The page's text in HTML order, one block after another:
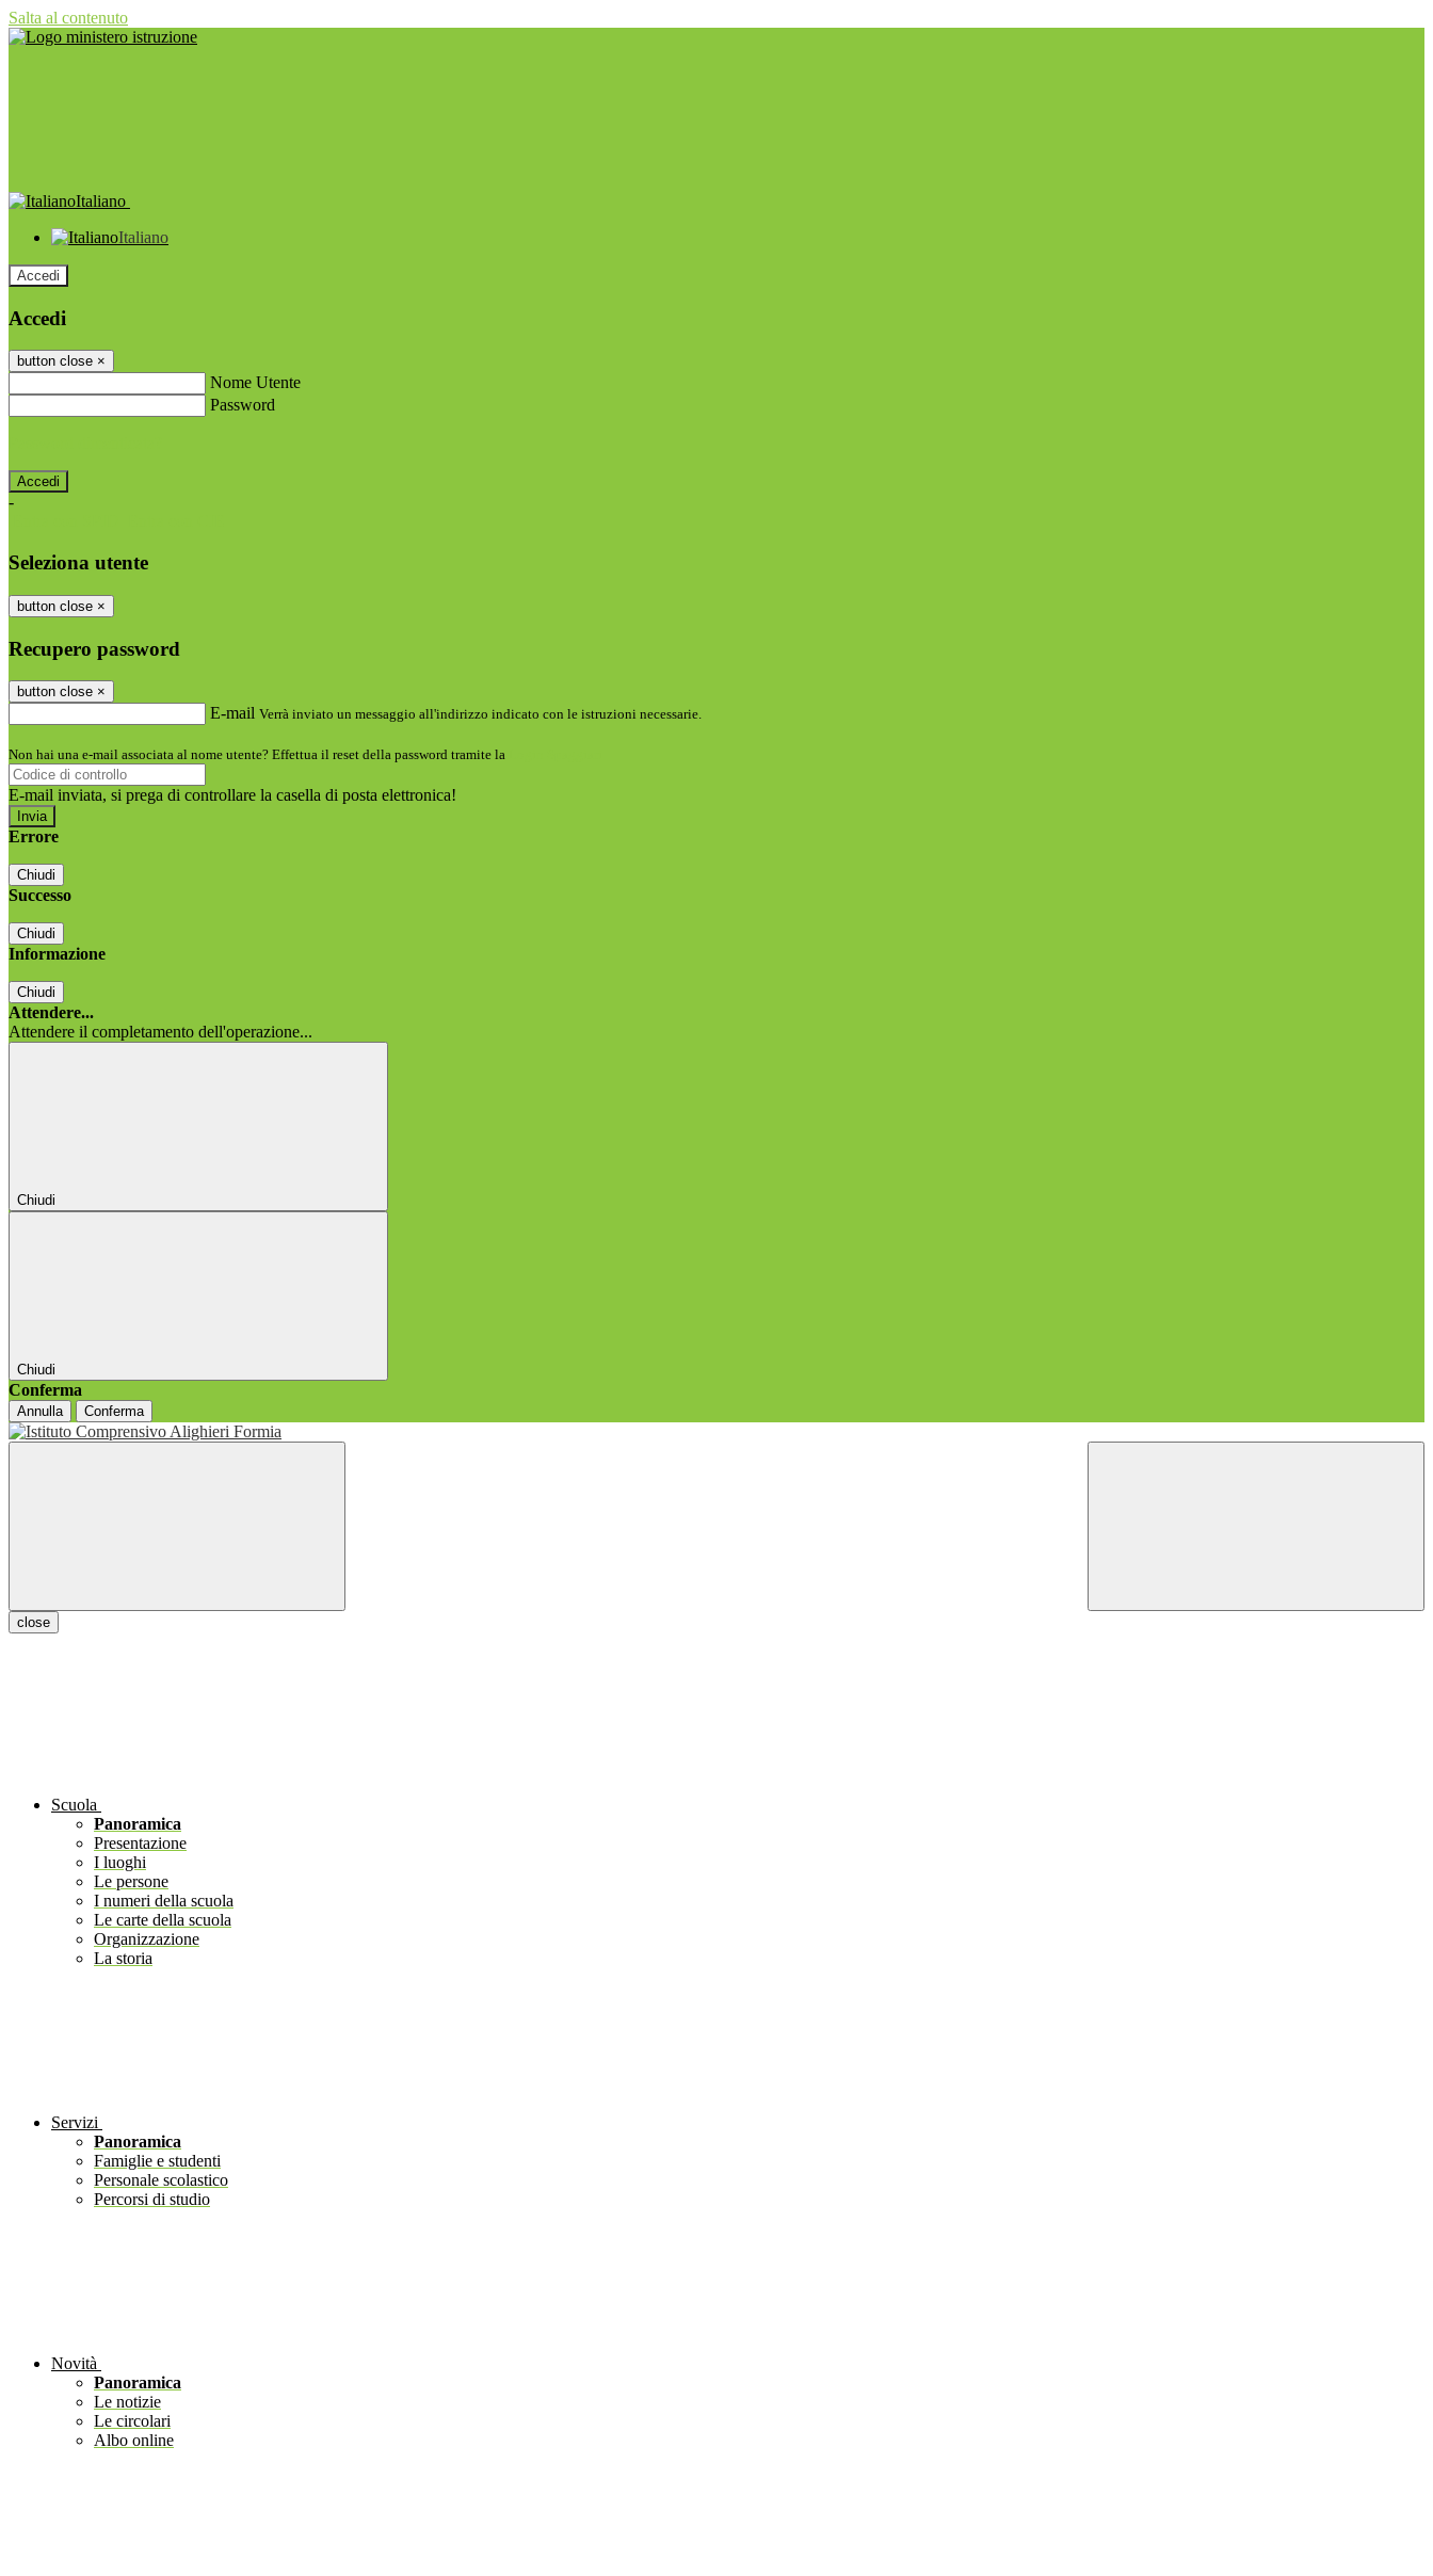
Salta al contenuto
Italiano
Italiano
Accedi
Accedi
button close ×
Nome Utente
Password
-
Seleziona utente
button close ×
Recupero password
button close ×
E-mail Verrà inviato un messaggio all'indirizzo indicato con le istruzioni necessarie.
Non hai una e-mail associata al nome utente? Effettua il reset della password tramite la
E-mail inviata, si prega di controllare la casella di posta elettronica!
Errore
Chiudi
Successo
Chiudi
Informazione
Chiudi
Attendere...
Attendere il completamento dell'operazione...
Chiudi
Chiudi
Conferma
Annulla Conferma
close
Scuola
Panoramica
Presentazione
I luoghi
Le persone
I numeri della scuola
Le carte della scuola
Organizzazione
La storia
Servizi
Panoramica
Famiglie e studenti
Personale scolastico
Percorsi di studio
Novità
Panoramica
Le notizie
Le circolari
Albo online